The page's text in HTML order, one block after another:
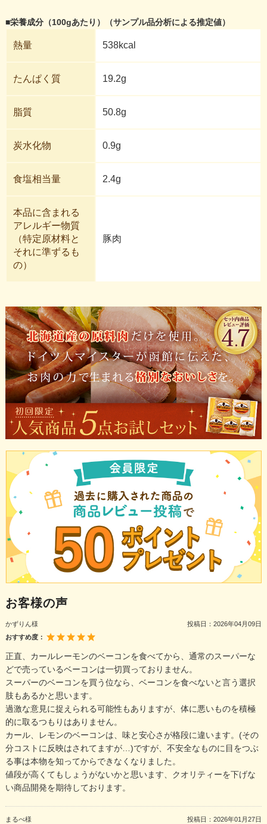
■栄養成分（100gあたり）（サンプル品分析による推定値）
熱量 538kcal
たんぱく質 19.2g
脂質 50.8g
炭水化物 0.9g
食塩相当量 2.4g
本品に含まれる
アレルギー物質
（特定原材料と
それに準ずるも
の）
豚肉
お客様の声
かずりん様 投稿日： 2026年04月09日
おすすめ度：
正直、カールレーモンのベーコンを食べてから、通常のスーパーな
どで売っているベーコンは一切買っておりません。
スーパーのベーコンを買う位なら、ベーコンを食べないと言う選択
肢もあるかと思います。
過激な意見に捉えられる可能性もありますが、体に悪いものを積極
的に取るつもりはありません。
カール、レモンのベーコンは、味と安心さが格段に違います。(その
分コストに反映はされてますが…)ですが、不安全なものに目をつぶ
る事は本物を知ってからできなくなりました。
値段が高くてもしょうがないかと思います、クオリティーを下げな
い商品開発を期待しております。
まるべ様 投稿日： 2026年01月27日